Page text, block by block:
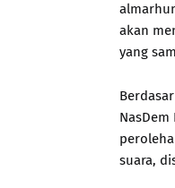
akan
yang
suara,